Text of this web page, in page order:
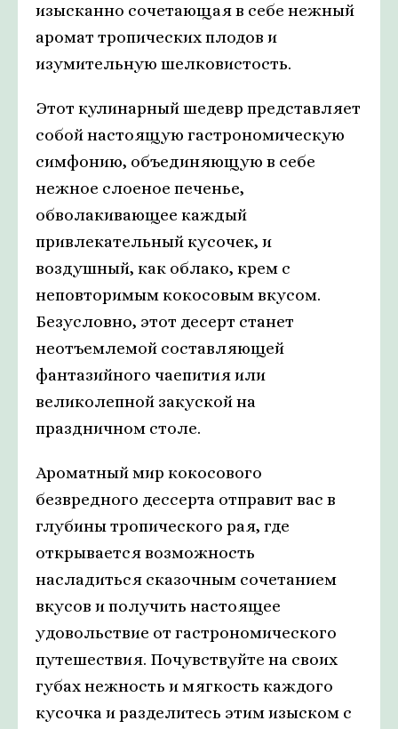
изысканно сочетающая в себе нежный
аромат тропических плодов и
изумительную шелковистость.
Этот кулинарный шедевр представляет
собой настоящую гастрономическую
симфонию, объединяющую в себе
нежное слоеное печенье,
обволакивающее каждый
привлекательный кусочек, и
воздушный, как облако, крем с
неповторимым кокосовым вкусом.
Безусловно, этот десерт станет
неотъемлемой составляющей
фантазийного чаепития или
великолепной закуской на
праздничном столе.
Ароматный мир кокосового
безвредного дессерта отправит вас в
глубины тропического рая, где
открывается возможность
насладиться сказочным сочетанием
вкусов и получить настоящее
удовольствие от гастрономического
путешествия. Почувствуйте на своих
губах нежность и мягкость каждого
кусочка и разделитесь этим изыском с